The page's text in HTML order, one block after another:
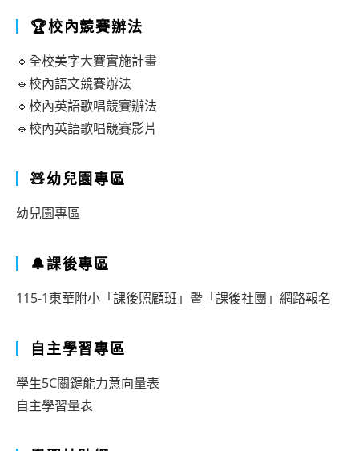
🏆校內競賽辦法
🔹全校美字大賽實施計畫
🔹校內語文競賽辦法
🔹校內英語歌唱競賽辦法
🔹校內英語歌唱競賽影片
🧸幼兒園專區
幼兒園專區
🔔課後專區
115-1東華附小「課後照顧班」暨「課後社團」網路報名
自主學習專區
學生5C關鍵能力意向量表
自主學習量表